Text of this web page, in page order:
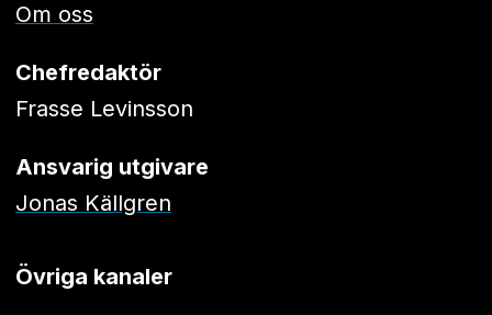
Om oss
Chefredaktör
Frasse Levinsson
Ansvarig utgivare
Jonas Källgren
Övriga kanaler